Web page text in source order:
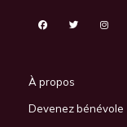
À propos
Devenez bénévole